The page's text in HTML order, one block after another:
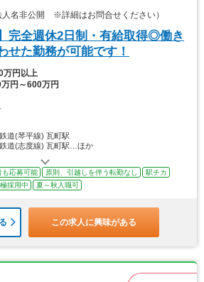
人名非公開 ※詳細はお問合せください）
完全週休2日制・有給取得◎働き
せた勤務が可能です！
万円以上
万円～600万円
道(琴平線) 瓦町駅
道(志度線) 瓦町駅…ほか
も応募可能 原則、引越しを伴う転勤なし
駅チカ
採用中 夏～秋入職可
この求人に興味がある